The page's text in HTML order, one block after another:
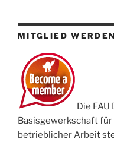
MITGLIED
Die
Basisgewerkschaft für
betrieblicher Arbeit